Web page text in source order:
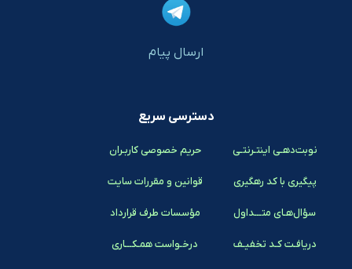
ارسال پیام
دسترسی سریع
نوبت‌دهـی اینتـرنتـی
پیگیری با کد رهگیری
سؤال‌هـای متـــداول
دریافـت کـد تخفیـف
حریم خصوصی کاربـران
قوانین و مقررات سایت
مؤسسات طرف قرارداد
درخـواست همـکـــاری